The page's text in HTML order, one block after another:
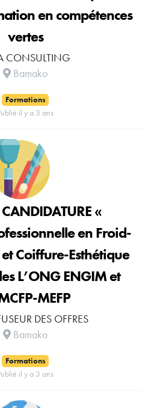
en compétences
vertes
CONSULTING
Bamako
Formations
il y a 3 ans
«
en Froid-
Coiffure-Esthétique
L’ONG ENGIM et
MEFP
DES OFFRES
Bamako
Formations
il y a 3 ans